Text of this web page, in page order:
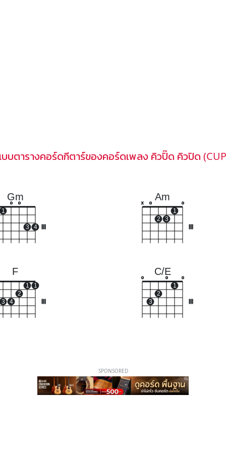
บบตารางคอร์ดกีตาร์ของคอร์ดเพลง คิวปิ๊ด คิวปิด
Gm
1
o o
3 4
Am
x o
2 3
1
o
F
3 4
2
1 1
C/E
o
3
2
o
1
o
SPONSORED